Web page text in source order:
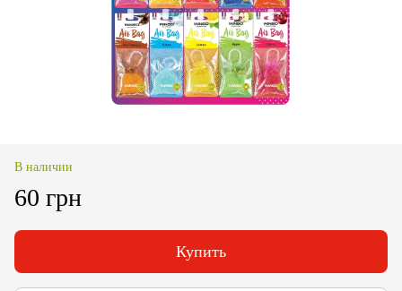
В наличии
60 грн
Купить